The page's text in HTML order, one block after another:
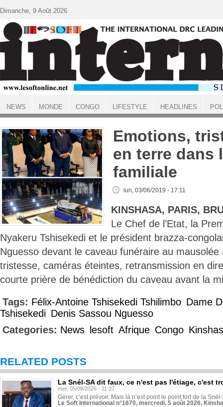
ACCUEIL
Emotions,
en terre dans
familiale
lun, 03/06/2019 - 17:11
KINSHASA, PARIS,
Le Chef de l’Etat, la
Nyakeru Tshisekedi et le président brazza-
Nguesso devant le caveau funéraire au mausolée
tristesse, caméras éteintes, retransmission en
courte prière de bénédiction du caveau avant la
Tags: Félix-Antoine Tshisekedi Tshilimbo Dame
Tshisekedi Denis Sassou Nguesso
Categories: News lesoft Afrique Congo
RELATED POSTS
La Snél-SA dit faux, ce n'est pas l'étiage, c'est
mer, 05/08/2026 - 11:37
Gérer, c’est prévoir. Mais là n’est point le point fort de la
Le Soft International n°1670, mercredi, 5 août 2026,
Dimanche, 9 Août 2026
NEWS MONDE CONGO LIFESTYLE HEADLINES